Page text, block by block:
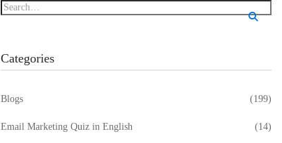
Categories
Blogs (199)
Email Marketing Quiz in English (14)